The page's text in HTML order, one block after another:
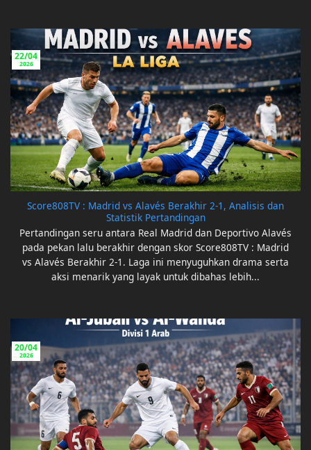
Score808TV : Madrid vs Alavés Berakhir 2-1, Analisis dan
Statistik Pertandingan
Pertandingan seru antara Real Madrid dan Deportivo Alavés
pada pekan lalu berakhir dengan skor Score808TV : Madrid
vs Alavés Berakhir 2-1. Laga ini menyuguhkan drama serta
aksi menarik yang layak untuk dibahas lebih...
22/04
2026
20/04
2026